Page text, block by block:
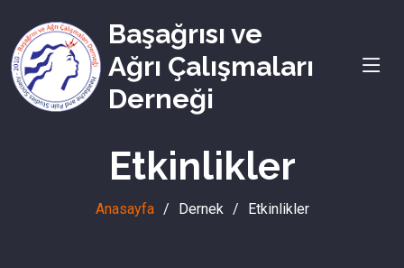
Başağrısı ve
Ağrı Çalışmaları
Derneği
Etkinlikler
Anasayfa Dernek Etkinlikler